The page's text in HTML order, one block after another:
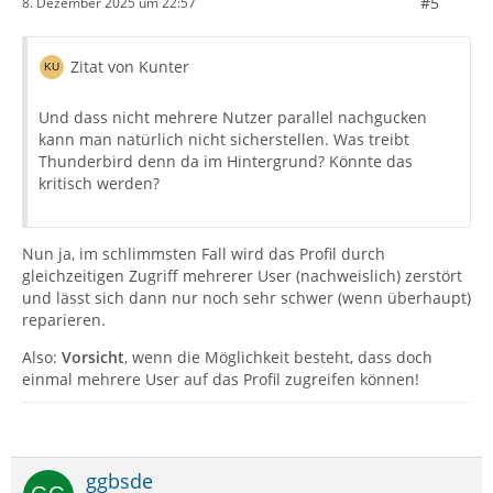
Zitat von Kunter
Und dass nicht mehrere Nutzer parallel nachgucken
kann man natürlich nicht sicherstellen. Was treibt
Thunderbird denn da im Hintergrund? Könnte das
kritisch werden?
Nun ja, im schlimmsten Fall wird das Profil durch
gleichzeitigen Zugriff mehrerer User (nachweislich) zerstört
und lässt sich dann nur noch sehr schwer (wenn überhaupt)
reparieren.
Also: Vorsicht, wenn die Möglichkeit besteht, dass doch
einmal mehrere User auf das Profil zugreifen können!
ggbsde